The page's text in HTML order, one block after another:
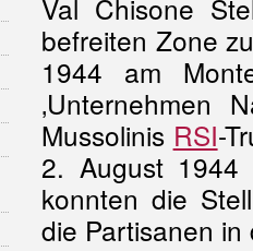
Val Chisone
befreiten Zone
1944 am
‚Unternehmen
Mussolinis RSI-
2. August 1944
konnten die
die Partisanen in